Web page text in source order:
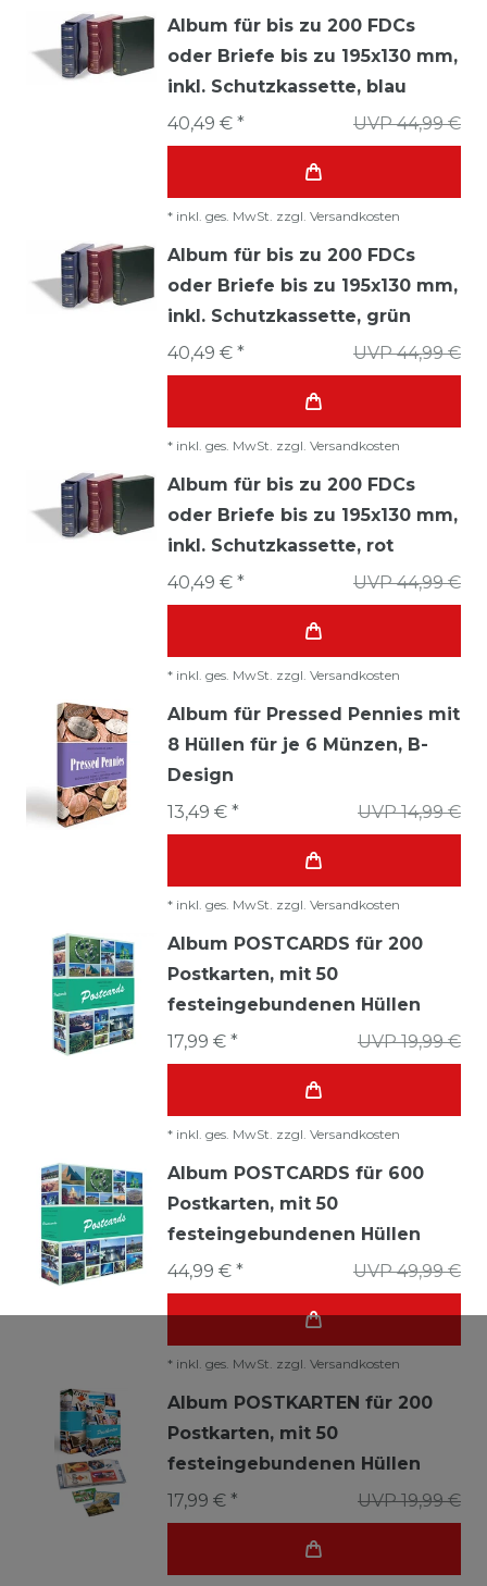
Album für bis zu 200 FDCs
oder Briefe bis zu 195x130 mm,
inkl. Schutzkassette, blau
UVP 44,99 €
40,49 € *
* inkl. ges. MwSt. zzgl. Versandkosten
Album für bis zu 200 FDCs
oder Briefe bis zu 195x130 mm,
inkl. Schutzkassette, grün
UVP 44,99 €
40,49 € *
* inkl. ges. MwSt. zzgl. Versandkosten
Album für bis zu 200 FDCs
oder Briefe bis zu 195x130 mm,
inkl. Schutzkassette, rot
UVP 44,99 €
40,49 € *
* inkl. ges. MwSt. zzgl. Versandkosten
Album für Pressed Pennies mit
8 Hüllen für je 6 Münzen, B-
Design
UVP 14,99 €
13,49 € *
* inkl. ges. MwSt. zzgl. Versandkosten
Album POSTCARDS für 200
Postkarten, mit 50
festeingebundenen Hüllen
UVP 19,99 €
17,99 € *
* inkl. ges. MwSt. zzgl. Versandkosten
Album POSTCARDS für 600
Postkarten, mit 50
festeingebundenen Hüllen
UVP 49,99 €
44,99 € *
* inkl. ges. MwSt. zzgl. Versandkosten
Album POSTKARTEN für 200
Postkarten, mit 50
festeingebundenen Hüllen
UVP 19,99 €
17,99 € *